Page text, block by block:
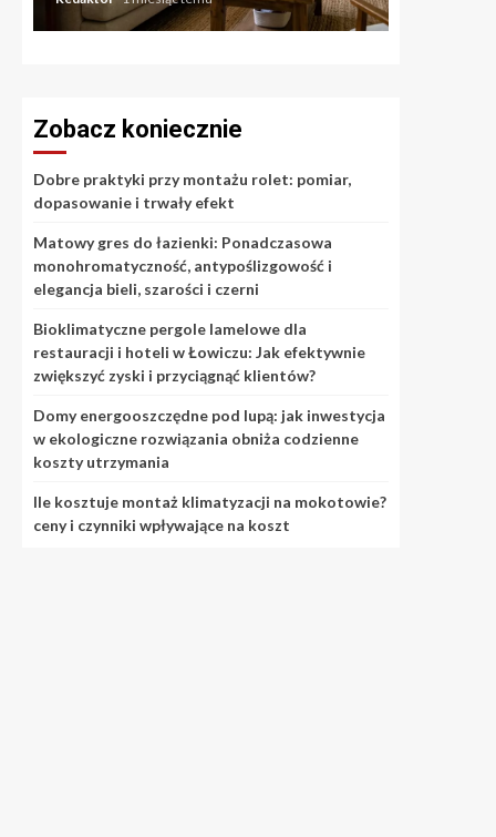
Zobacz koniecznie
Dobre praktyki przy montażu rolet: pomiar,
dopasowanie i trwały efekt
Matowy gres do łazienki: Ponadczasowa
monohromatyczność, antypoślizgowość i
elegancja bieli, szarości i czerni
Bioklimatyczne pergole lamelowe dla
restauracji i hoteli w Łowiczu: Jak efektywnie
zwiększyć zyski i przyciągnąć klientów?
Domy energooszczędne pod lupą: jak inwestycja
w ekologiczne rozwiązania obniża codzienne
koszty utrzymania
Ile kosztuje montaż klimatyzacji na mokotowie?
ceny i czynniki wpływające na koszt